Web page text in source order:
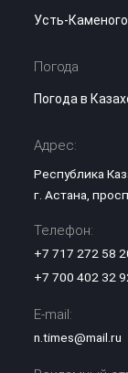
Усть-
Погода
Погода в
Адрес:
Республика
г. Астана,
Телефон:
+7 717 272 58
+7 700 402 32
E-mail:
n.times@mail.ru